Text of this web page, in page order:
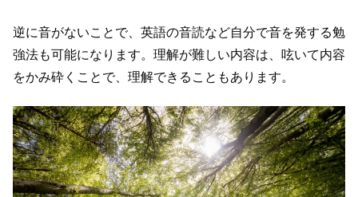
逆に音がないことで、英語の音読など自分で音を発する勉
強法も可能になります。理解が難しい内容は、呟いて内容
をかみ砕くことで、理解できることもあります。